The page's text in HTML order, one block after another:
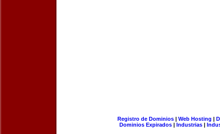
Registro de Dominios| Web Hosting |
Dominios Expirados | Industrias |